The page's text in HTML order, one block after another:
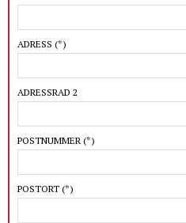
ADRESS (*)
ADRESSRAD 2
POSTNUMMER (*)
POSTORT (*)